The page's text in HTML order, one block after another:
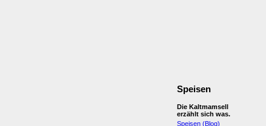
Speisen
Die Kaltmamsell
erzählt sich was.
Speisen (Blog)